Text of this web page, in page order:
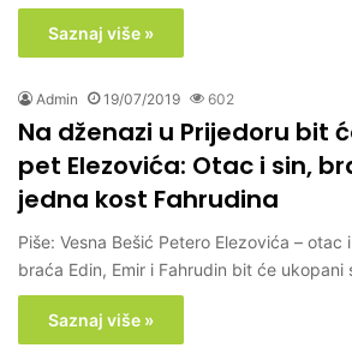
Saznaj više »
Admin 19/07/2019 602
Na dženazi u Prijedoru bit
pet Elezovića: Otac i sin,
jedna kost Fahrudina
Piše: Vesna Bešić Petero Elezovića – otac
braća Edin, Emir i Fahrudin bit će ukopani
Saznaj više »